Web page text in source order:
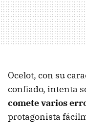
Ocelot, con su
confiado, intenta
comete varios
protagonista